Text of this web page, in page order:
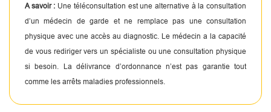
A savoir : Une téléconsultation est une alternative à la consultation
d’un médecin de garde et ne remplace pas une consultation
physique avec une accès au diagnostic. Le médecin a la capacité
de vous rediriger vers un spécialiste ou une consultation physique
si besoin. La délivrance d’ordonnance n’est pas garantie tout
comme les arrêts maladies professionnels.